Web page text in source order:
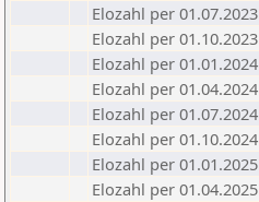
Elozahl per 01.07.2023
Elozahl per 01.10.2023
Elozahl per 01.01.2024
Elozahl per 01.04.2024
Elozahl per 01.07.2024
Elozahl per 01.10.2024
Elozahl per 01.01.2025
Elozahl per 01.04.2025